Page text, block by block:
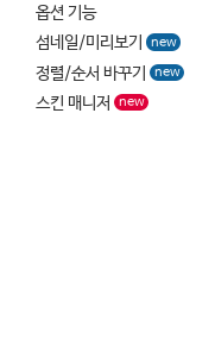
옵션 기능
섬네일/미리보기
new
정렬/순서 바꾸기 new
스킨 매니저 new